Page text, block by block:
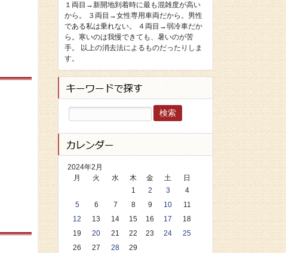
１両目→新開地到着時に最も混雑度が高い
から。 ３両目→女性専用車両だから。男性
である私は乗れない。 ４両目→弱冷車だか
ら。寒いのは我慢できても、暑いのが苦
手。 以上の消去法によるものだったりしま
す。
検
索:
2024年2月
月
火 水 木 金 土
日
1
2 3
4
5
6 7 8 9 10
11
12
13 14 15 16 17
18
19
20 21 22 23 24
25
26
27 28
29